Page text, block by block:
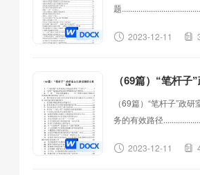
题
2023-12-11
（69篇）“笔杆
（69篇）“笔杆子”政
务的有效路径
告 2023-12-11